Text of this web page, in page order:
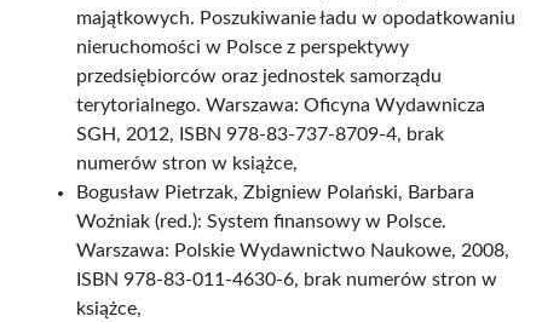
majątkowych. Poszukiwanie ładu w opodatkowaniu
nieruchomości w Polsce z perspektywy
przedsiębiorców oraz jednostek samorządu
terytorialnego. Warszawa: Oficyna Wydawnicza
SGH, 2012, ISBN 978-83-737-8709-4, brak
numerów stron w książce,
Bogusław Pietrzak, Zbigniew Polański, Barbara
Woźniak (red.): System finansowy w Polsce.
Warszawa: Polskie Wydawnictwo Naukowe, 2008,
ISBN 978-83-011-4630-6, brak numerów stron w
książce,